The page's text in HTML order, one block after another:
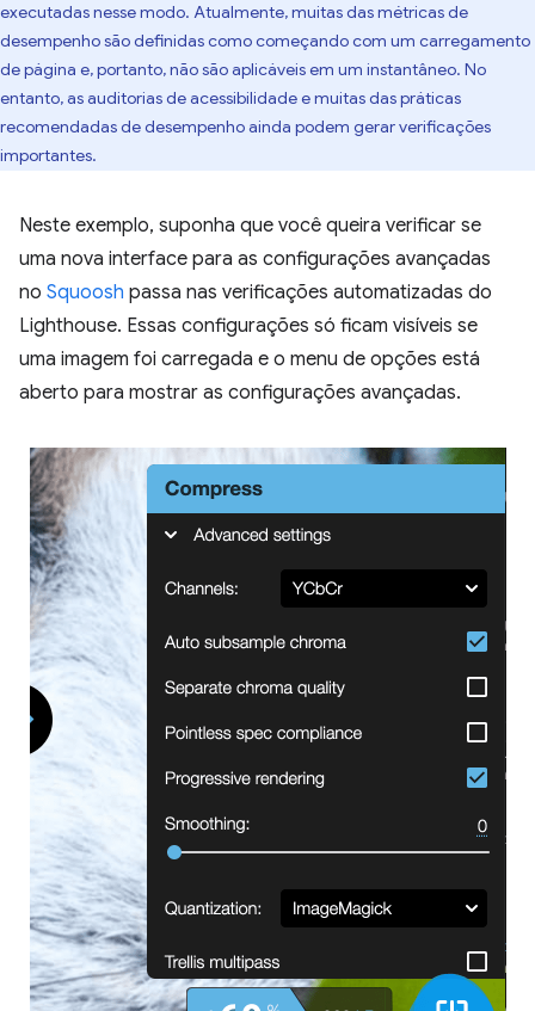
executadas nesse modo. Atualmente, muitas das métricas de
desempenho são definidas como começando com um carregamento
de página e, portanto, não são aplicáveis em um instantâneo. No
entanto, as auditorias de acessibilidade e muitas das práticas
recomendadas de desempenho ainda podem gerar verificações
importantes.
Neste exemplo, suponha que você queira verificar se
uma nova interface para as configurações avançadas
no Squoosh passa nas verificações automatizadas do
Lighthouse. Essas configurações só ficam visíveis se
uma imagem foi carregada e o menu de opções está
aberto para mostrar as configurações avançadas.